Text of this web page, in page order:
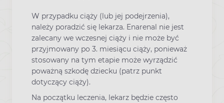
W przypadku ciąży (lub jej podejrzenia),
należy poradzić się lekarza. Enarenal nie jest
zalecany we wczesnej ciąży i nie może być
przyjmowany po 3. miesiącu ciąży, ponieważ
stosowany na tym etapie może wyrządzić
poważną szkodę dziecku (patrz punkt
dotyczący ciąży).
Na początku leczenia, lekarz będzie często